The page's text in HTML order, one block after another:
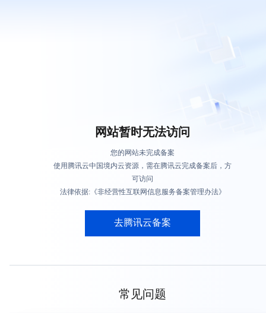
网站暂时无法访问
您的网站未完成备案
使用腾讯云中国境内云资源，需在腾讯云完成备案后，方
可访问
法律依据:《非经营性互联网信息服务备案管理办法》
去腾讯云备案
常见问题